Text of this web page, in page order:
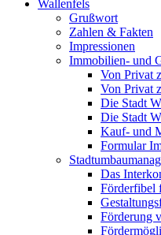
Wallenfels
Grußwort
Zahlen & Fakten
Impressionen
Immobilien- und
Von Privat
Von Privat
Die Stadt
Die Stadt
Kauf- und
Formular
Das
Förderfibel
Förderung